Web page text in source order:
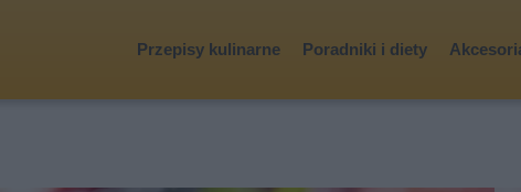
Przepisy kulinarne Poradniki i diety